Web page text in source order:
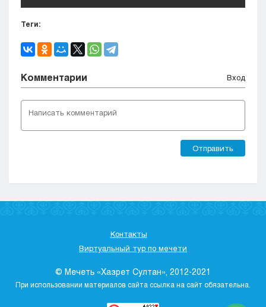
Теги:
Комментарии Вход
Отправить
Контакты
Виртуальный тур по мечети
© Мечеть «Хазрет Султан», 2012-2021
При использовании материалов сайта ссылка на сайт обязательна.